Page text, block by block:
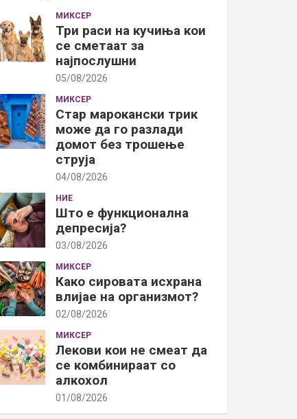
МИКСЕР
Три раси на кучиња кои
се сметаат за
најпослушни
05/08/2026
МИКСЕР
Стар марокански трик
може да го разлади
домот без трошење
струја
04/08/2026
НИЕ
Што е функционална
депресија?
03/08/2026
МИКСЕР
Како сировата исхрана
влијае на организмот?
02/08/2026
МИКСЕР
Лекови кои не смеат да
се комбинираат со
алкохол
01/08/2026